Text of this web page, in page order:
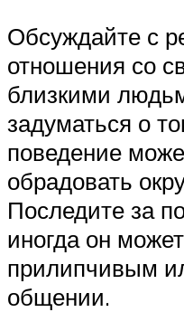
Обсуждайте с
отношения со
близкими
задуматься о
поведение
обрадовать
Последите за
иногда он
прилипчивым
общении.